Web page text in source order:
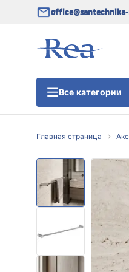
Все категории
Душевые
Душевые
Линейные
Главная страница